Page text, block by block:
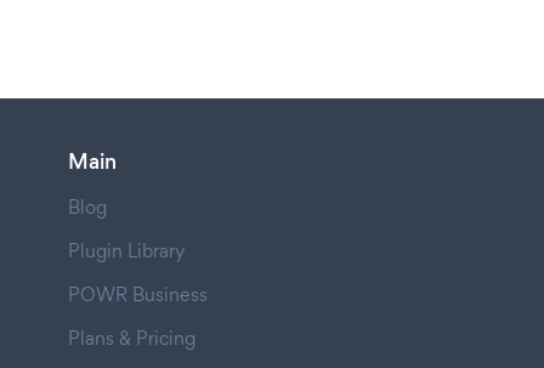
Main
Blog
Plugin Library
POWR Business
Plans & Pricing